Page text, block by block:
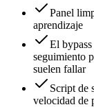
Panel
aprendizaje
El
seguimiento
suelen fallar
Script de
velocidad de